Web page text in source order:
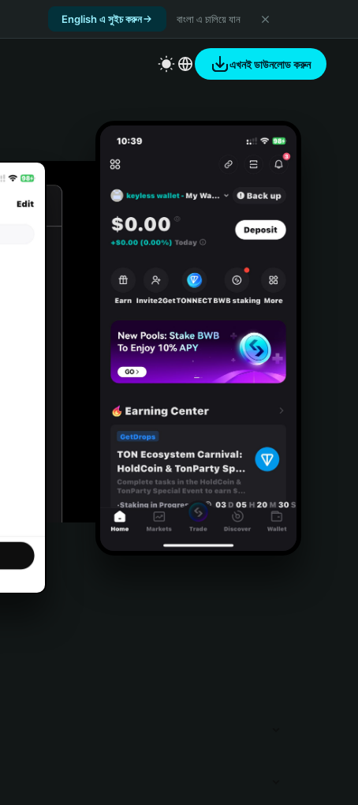
English এ সুইচ করুন বাংলা এ চালিয়ে যান
এখনই ডাউনলোড করুন